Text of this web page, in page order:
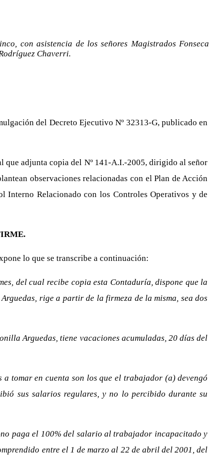
con asistencia de los señores Magistrados Fonseca
Chaverri.
del Decreto Ejecutivo Nº 32313-G, publicado en
adjunta copia del Nº 141-A.I.-2005, dirigido al señor
observaciones relacionadas con el Plan de Acción
Interno Relacionado con los Controles Operativos y de
lo que se transcribe a continuación:
del cual recibe copia esta Contaduría, dispone que la
rige a partir de la firmeza de la misma, sea dos
Arguedas, tiene vacaciones acumuladas, 20 días del
tomar en cuenta son los que el trabajador (a) devengó
sus salarios regulares, y no lo percibido durante su
paga el 100% del salario al trabajador incapacitado y
entre el 1 de marzo al 22 de abril del 2001, del